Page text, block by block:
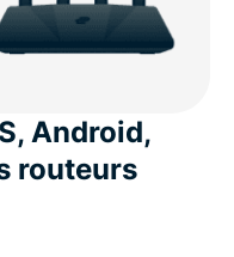
Android,
routeurs